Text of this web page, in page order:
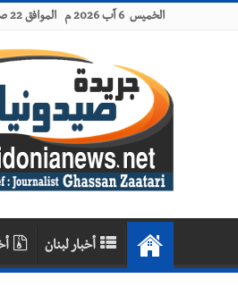
الخميس 6 آب 2026 م الموافق 22 صفر 1448 هـ
أخبار لبنان